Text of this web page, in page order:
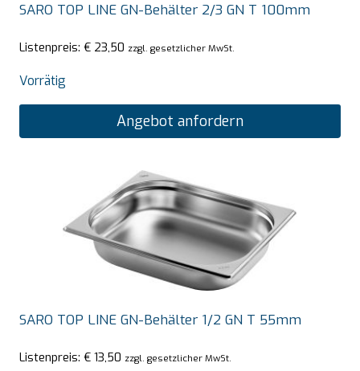
SARO TOP LINE GN-Behälter 2/3 GN T 100mm
Listenpreis: € 23,50 zzgl. gesetzlicher MwSt.
Vorrätig
Angebot anfordern
SARO TOP LINE GN-Behälter 1/2 GN T 55mm
Listenpreis: € 13,50 zzgl. gesetzlicher MwSt.